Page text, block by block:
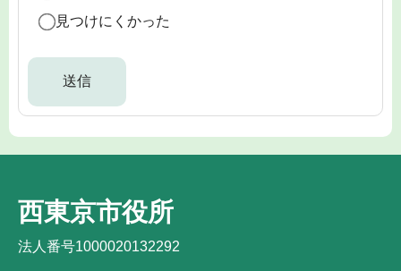
見つけにくかった
西東京市役所
法人番号1000020132292